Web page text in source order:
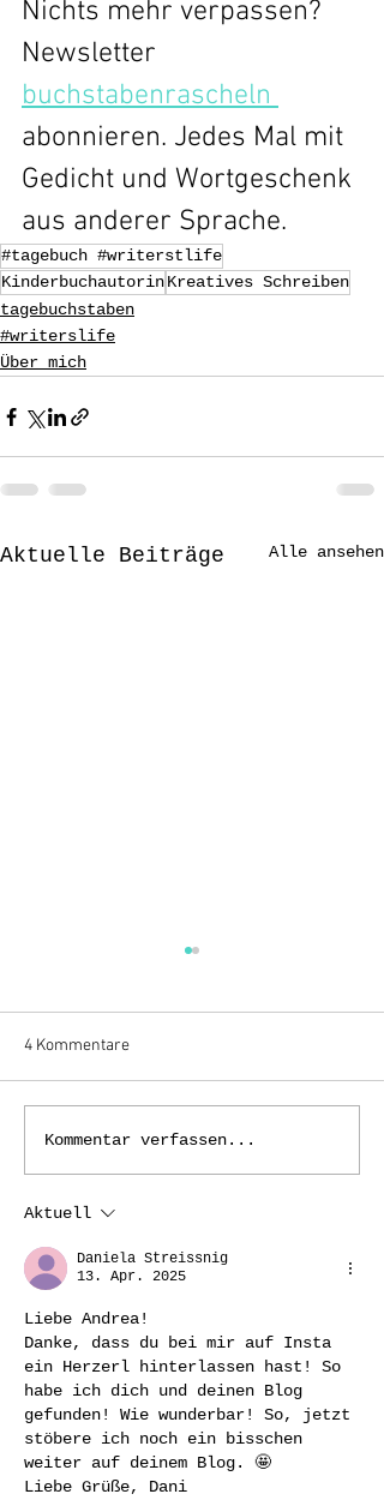
Nichts mehr verpassen?
Newsletter
buchstabenrascheln
abonnieren. Jedes Mal mit
Gedicht und Wortgeschenk
aus anderer Sprache.
#tagebuch #writerstlife
KinderbuchautorinKreatives Schreiben
tagebuchstaben
#writerslife
Über mich
Aktuelle Beiträge Alle ansehen
12von12 im März.
Augentag.
4 Kommentare
Kommentar verfassen...
Aktuell
Daniela Streissnig
13. Apr. 2025
Liebe Andrea!
Danke, dass du bei mir auf Insta
ein Herzerl hinterlassen hast! So
habe ich dich und deinen Blog
gefunden! Wie wunderbar! So, jetzt
stöbere ich noch ein bisschen
weiter auf deinem Blog. 🤩
Liebe Grüße, Dani